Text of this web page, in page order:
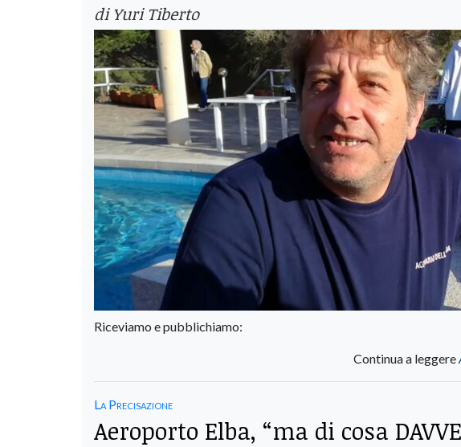
di Yuri Tiberto
Riceviamo e pubblichiamo:
Continua a leggere
La Precisazione
Aeroporto Elba, “ma di cosa